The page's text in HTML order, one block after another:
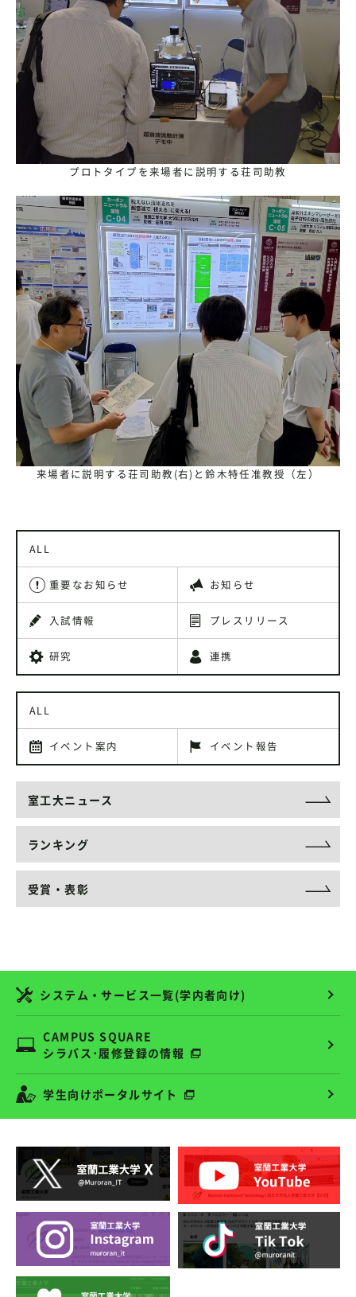
プロトタイプを来場者に説明する荘司助教
来場者に説明する荘司助教(右)と鈴木特任准教授（左）
ALL
重要なお知らせ お知らせ
入試情報 プレスリリース
研究 連携
ALL
イベント案内 イベント報告
室工大ニュース
ランキング
受賞・表彰
システム・サービス一覧(学内者向け)
CAMPUS SQUARE
シラバス･履修登録の情報
学生向けポータルサイト